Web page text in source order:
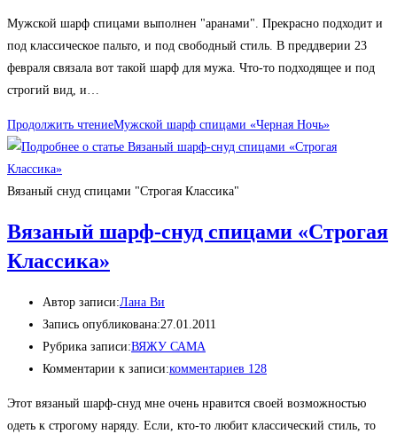
Мужской шарф спицами выполнен "аранами". Прекрасно подходит и
под классическое пальто, и под свободный стиль. В преддверии 23
февраля связала вот такой шарф для мужа. Что-то подходящее и под
строгий вид, и…
Продолжить чтениеМужской шарф спицами «Черная Ночь»
Вязаный снуд спицами "Строгая Классика"
Вязаный шарф-снуд спицами «Строгая
Классика»
Автор записи:Лана Ви
Запись опубликована:27.01.2011
Рубрика записи:ВЯЖУ САМА
Комментарии к записи:комментариев 128
Этот вязаный шарф-снуд мне очень нравится своей возможностью
одеть к строгому наряду. Если, кто-то любит классический стиль, то